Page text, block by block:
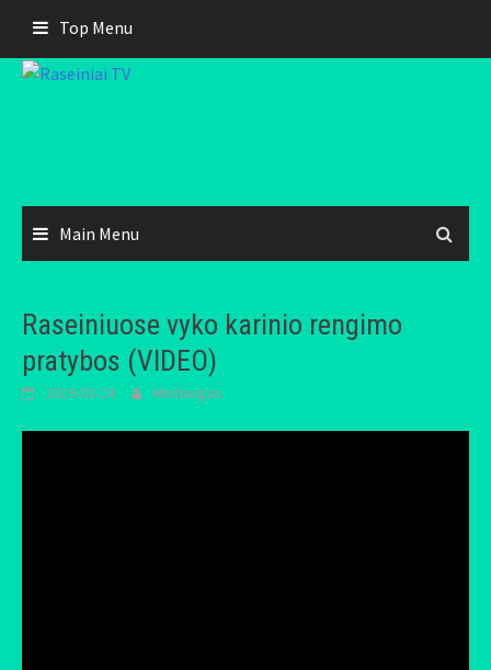
content
Top Menu
Main Menu
Raseiniuose vyko karinio rengimo
pratybos (VIDEO)
2019-02-24 Mindaugas